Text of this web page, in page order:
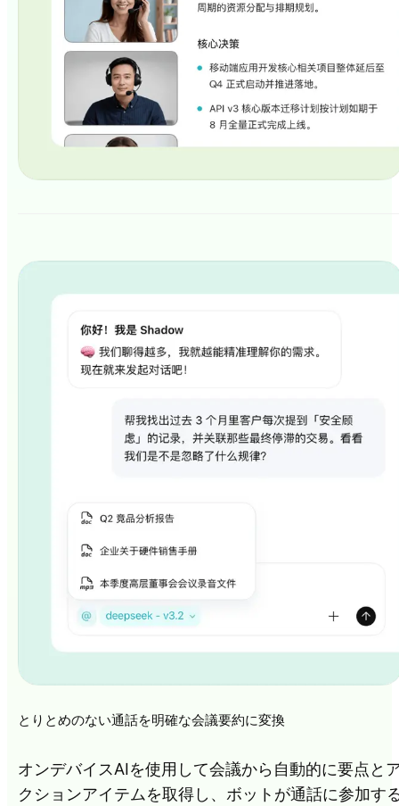
とりとめのない通話を明確な会議要約に変換
オンデバイスAIを使用して会議から自動的に要点と
クションアイテムを取得し、ボットが通話に参加す